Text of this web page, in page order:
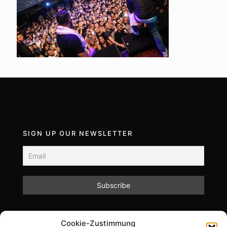
Cookie-Zustimmung
SIGN UP OUR NEWSLETTER
unsere Datenschutzrichtlinien.